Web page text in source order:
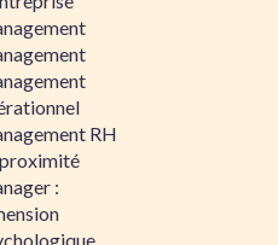
RH
: